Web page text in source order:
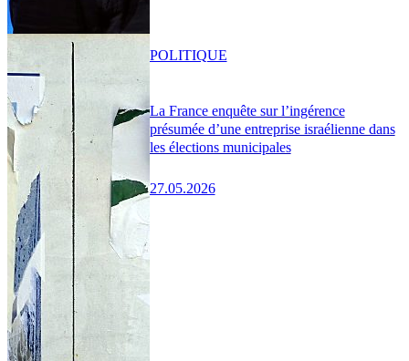
La France enquête sur l’ingérence
présumée d’une entreprise israélienne dans
les élections municipales
27.05.2026
POLITIQUE